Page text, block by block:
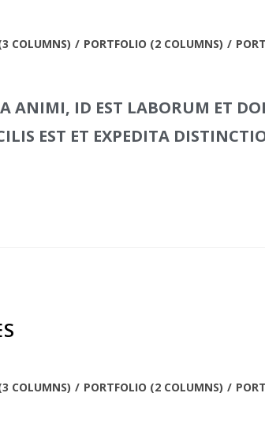
COLUMNS) / PORTFOLIO (2 COLUMNS) /
ANIMI, ID EST LABORUM ET
EST ET EXPEDITA
COLUMNS) / PORTFOLIO (2 COLUMNS) /